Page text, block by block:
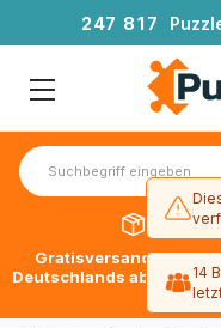
247 81 7
Gratisversand
Deutschlands ab 49 € mit
14